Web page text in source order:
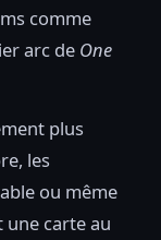
comme
arc de One
plus
les
ou même
carte au